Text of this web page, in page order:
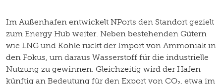
Im Außenhafen entwickelt NPorts den Standort gezielt
zum Energy Hub weiter. Neben bestehenden Gütern
wie LNG und Kohle rückt der Import von Ammoniak in
den Fokus, um daraus Wasserstoff für die industrielle
Nutzung zu gewinnen. Gleichzeitig wird der Hafen
künftig an Bedeutung für den Export von CO₂, etwa im